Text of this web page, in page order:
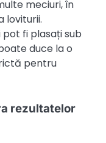
meciuri, în
loviturii.
fi plasați sub
duce la o
pentru
rezultatelor